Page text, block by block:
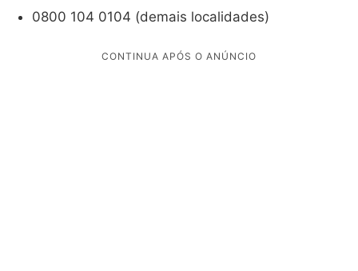
0800 104 0104 (demais localidades)